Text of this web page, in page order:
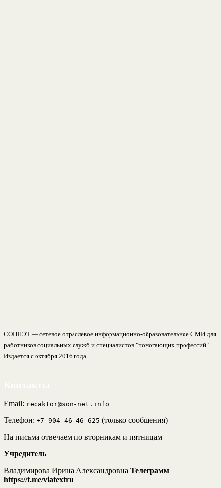
СОННЭТ — сетевое отраслевое информационно-образовательное СМИ для
работников социальных служб и специалистов "помогающих профессий".
Издается с октября 2016 года
Email: redaktor@son-net.info
Телефон: +7 904 46 46 625 (только сообщения)
На письма отвечаем по вторникам и пятницам
Учредитель
Владимирова Ирина Александровна Телеграмм
https://t.me/viatextru